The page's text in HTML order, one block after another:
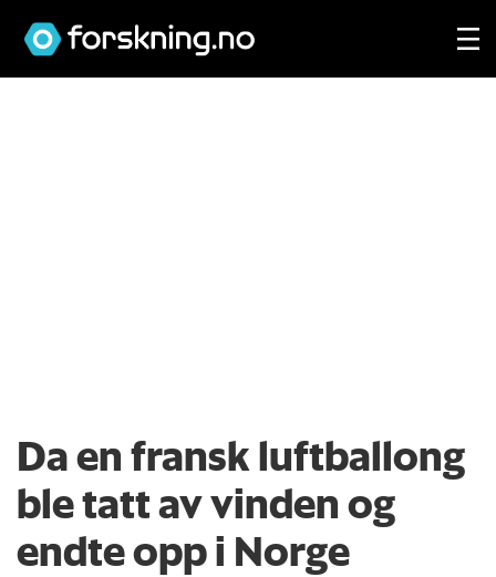
Da en fransk luftballong
ble tatt av vinden og
endte opp i Norge